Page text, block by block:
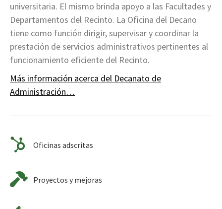
universitaria. El mismo brinda apoyo a las Facultades y
Departamentos del Recinto. La Oficina del Decano
tiene como función dirigir, supervisar y coordinar la
prestación de servicios administrativos pertinentes al
funcionamiento eficiente del Recinto.
Más información acerca del Decanato de
Administración…
Oficinas adscritas
Proyectos y mejoras